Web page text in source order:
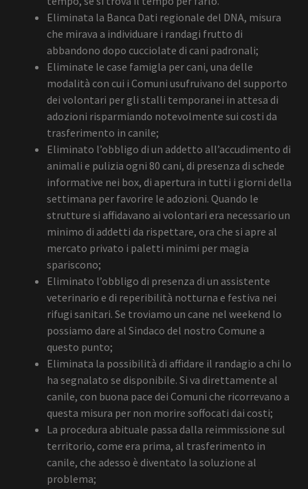
Eliminata la Banca Dati regionale del DNA, misura
che mirava a individuare i randagi frutto di
abbandono dopo cucciolate di cani padronali;
Eliminate le case famigla per cani, una delle
modalità con cui i Comuni usufruivano del supporto
dei volontari per gli stalli temporanei in attesa di
adozioni risparmiando notevolmente sui costi da
trasferimento in canile;
Eliminato l’obbligo di un addetto all’accudimento di
animali e pulizia ogni 80 cani, di presenza di schede
informative nei box, di apertura in tutti i giorni della
settimana per favorire le adozioni. Quando le
strutture si affidavano ai volontari era necessario un
minimo di addetti da rispettare, ora che si apre al
mercato privato i paletti minimi per magia
spariscono;
Eliminato l’obbligo di presenza di un assistente
veterinario e di reperibilità notturna e festiva nei
rifugi sanitari. Se troviamo un cane nel weekend lo
possiamo dare al Sindaco del nostro Comune a
questo punto;
Eliminata la possibilità di affidare il randagio a chi lo
ha segnalato se disponibile. Si va direttamente al
canile, con buona pace dei Comuni che ricorrevano a
questa misura per non morire soffocati dai costi;
La procedura abituale passa dalla reimmissione sul
territorio, come era prima, al trasferimento in
canile, che adesso è diventato la soluzione al
problema;